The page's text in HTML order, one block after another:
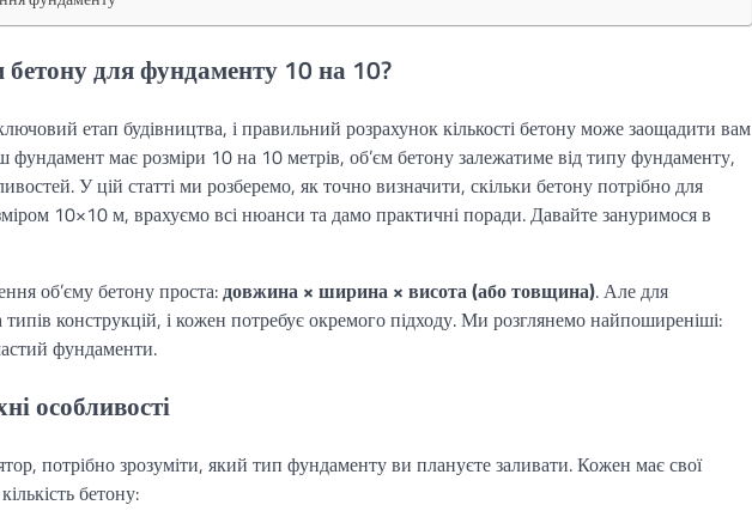
бетону для фундаменту 10 на 10?
етап будівництва, і правильний розрахунок кількості бетону може заощадити вам
має розміри 10 на 10 метрів, об’єм бетону залежатиме від типу фундаменту,
У цій статті ми розберемо, як точно визначити, скільки бетону потрібно для
10×10 м, врахуємо всі нюанси та дамо практичні поради. Давайте зануримося в
об’єму бетону проста:довжина × ширина × висота (або товщина). Але для
конструкцій, і кожен потребує окремого підходу. Ми розглянемо найпоширеніші:
фундаменти.
особливості
потрібно зрозуміти, який тип фундаменту ви плануєте заливати. Кожен має свої
бетону: